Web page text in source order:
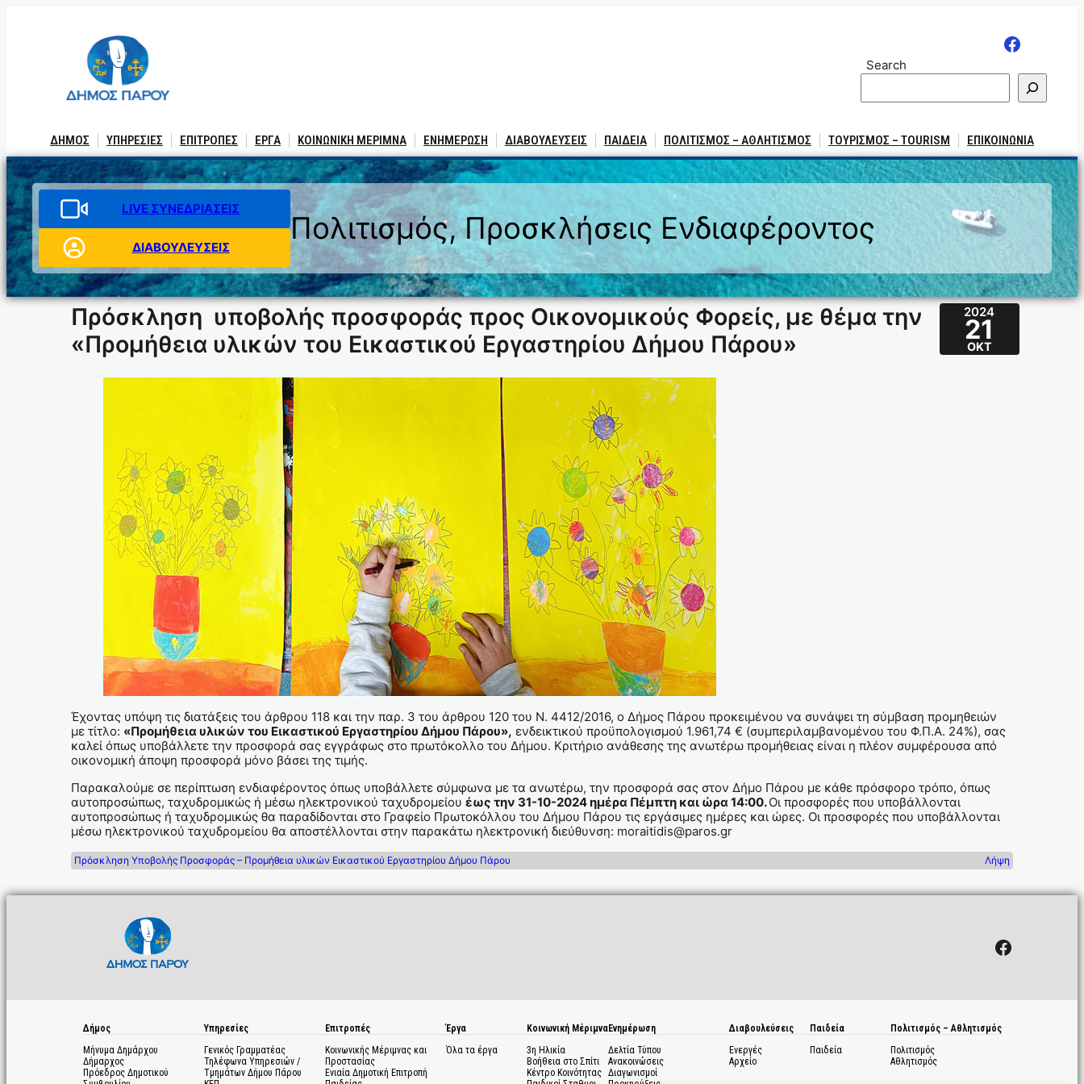
Search
ΔΗΜΟΣ ΥΠΗΡΕΣΙΕΣ ΕΠΙΤΡΟΠΕΣ ΕΡΓΑ ΚΟΙΝΩΝΙΚΗ ΜΕΡΙΜΝΑ ΕΝΗΜΕΡΩΣΗ ΔΙΑΒΟΥΛΕΥΣΕΙΣ ΠΑΙΔΕΙΑ ΠΟΛΙΤΙΣΜΟΣ – ΑΘΛΗΤΙΣΜΟΣ ΤΟΥΡΙΣΜΟΣ – TOURISM ΕΠΙΚΟΙΝΩΝΙΑ
LIVE ΣΥΝΕΔΡΙΑΣΕΙΣ
ΔΙΑΒΟΥΛΕΥΣΕΙΣ
Πολιτισμός, Προσκλήσεις Ενδιαφέροντος
Πρόσκληση υποβολής προσφοράς προς Οικονομικούς Φορείς, με θέμα την
«Προμήθεια υλικών του Εικαστικού Εργαστηρίου Δήμου Πάρου»
2024
21
ΟΚΤ
Έχοντας υπόψη τις διατάξεις του άρθρου 118 και την παρ. 3 του άρθρου 120 του Ν. 4412/2016, ο Δήμος Πάρου προκειμένου να συνάψει τη σύμβαση προμηθειών
με τίτλο: «Προμήθεια υλικών του Εικαστικού Εργαστηρίου Δήμου Πάρου», ενδεικτικού προϋπολογισμού 1.961,74 € (συμπεριλαμβανομένου του Φ.Π.Α. 24%), σας
καλεί όπως υποβάλλετε την προσφορά σας εγγράφως στο πρωτόκολλο του Δήμου. Κριτήριο ανάθεσης της ανωτέρω προμήθειας είναι η πλέον συμφέρουσα από
οικονομική άποψη προσφορά μόνο βάσει της τιμής.
Παρακαλούμε σε περίπτωση ενδιαφέροντος όπως υποβάλλετε σύμφωνα με τα ανωτέρω, την προσφορά σας στον Δήμο Πάρου με κάθε πρόσφορο τρόπο, όπως
αυτοπροσώπως, ταχυδρομικώς ή μέσω ηλεκτρονικού ταχυδρομείου έως την 31-10-2024 ημέρα Πέμπτη και ώρα 14:00.Οι προσφορές που υποβάλλονται
αυτοπροσώπως ή ταχυδρομικώς θα παραδίδονται στο Γραφείο Πρωτοκόλλου του Δήμου Πάρου τις εργάσιμες ημέρες και ώρες. Οι προσφορές που υποβάλλονται
μέσω ηλεκτρονικού ταχυδρομείου θα αποστέλλονται στην παρακάτω ηλεκτρονική διεύθυνση: moraitidis@paros.gr
Πρόσκληση Υποβολής Προσφοράς – Προμήθεια υλικών Εικαστικού Εργαστηρίου Δήμου Πάρου Λήψη
Facebook
Δήμος
Μήνυμα Δημάρχου
Δήμαρχος
Πρόεδρος Δημοτικού
Υπηρεσίες
Γενικός Γραμματέας
Τηλέφωνα Υπηρεσιών /
Τμημάτων Δήμου Πάρου
Επιτροπές
Κοινωνικής Μέριμνας και
Προστασίας
Ενιαία Δημοτική Επιτροπή
Έργα
Όλα τα έργα
Κοινωνική Μέριμνα
3η Ηλικία
Βοήθεια στο Σπίτι
Κέντρο Κοινότητας
Ενημέρωση
Δελτία Τύπου
Ανακοινώσεις
Διαγωνισμοί
Διαβουλεύσεις
Ενεργές
Αρχείο
Παιδεία
Παιδεία
Πολιτισμός – Αθλητισμός
Πολιτισμός
Αθλητισμός